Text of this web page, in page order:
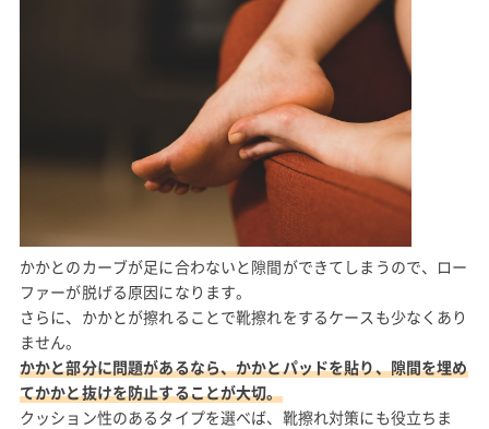
かかとのカーブが足に合わないと隙間ができてしまうので、ロー
ファーが脱げる原因になります。
さらに、かかとが擦れることで靴擦れをするケースも少なくあり
ません。
かかと部分に問題があるなら、かかとパッドを貼り、隙間を埋め
てかかと抜けを防止することが大切。
クッション性のあるタイプを選べば、靴擦れ対策にも役立ちま